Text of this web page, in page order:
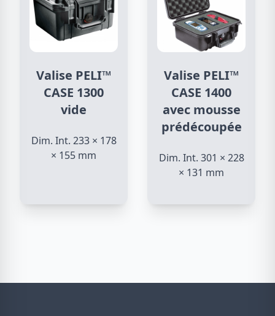
Valise PELI™
CASE 1300
vide
Dim. Int. 233 × 178
× 155 mm
Valise PELI™
CASE 1400
avec mousse
prédécoupée
Dim. Int. 301 × 228
× 131 mm